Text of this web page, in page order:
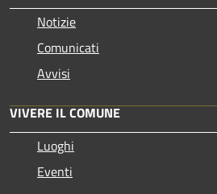
Notizie
Comunicati
Avvisi
VIVERE IL COMUNE
Luoghi
Eventi